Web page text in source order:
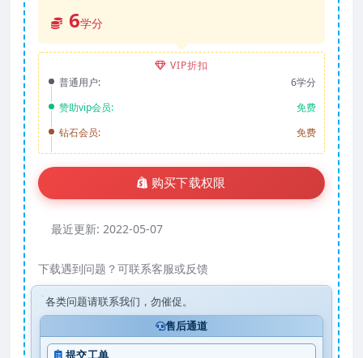
6学分
VIP折扣
普通用户:
6学分
赞助vip会员:
免费
钻石会员:
免费
购买下载权限
最近更新: 2022-05-07
下载遇到问题？可联系客服或反馈
各类问题请联系我们，勿催促。
售后通道
提交工单